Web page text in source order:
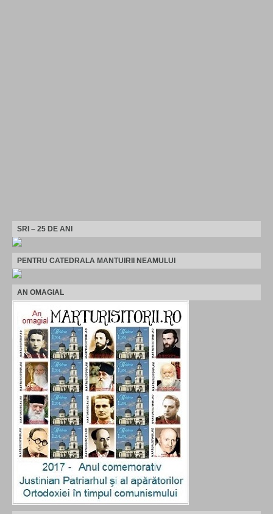
SRI – 25 DE ANI
PENTRU CATEDRALA MANTUIRII NEAMULUI
AN OMAGIAL